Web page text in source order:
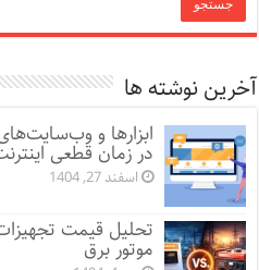
آخرین نوشته ها
ابزارها و
در زمان قطعی
اسفند 27, 1404
تحلیل قیمت
موتور برق